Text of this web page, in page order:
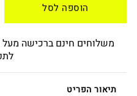
הוספה לסל
תיאור הפריט